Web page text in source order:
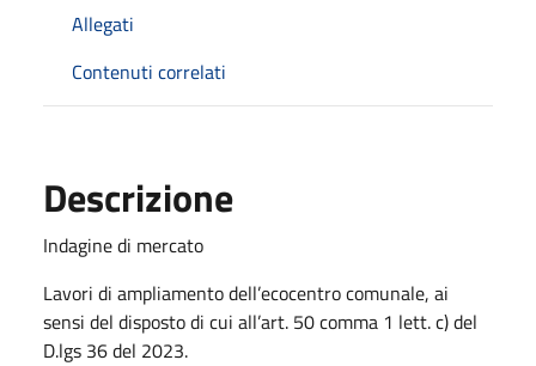
Allegati
Contenuti correlati
Descrizione
Indagine di mercato
Lavori di ampliamento dell’ecocentro comunale, ai
sensi del disposto di cui all’art. 50 comma 1 lett. c) del
D.lgs 36 del 2023.